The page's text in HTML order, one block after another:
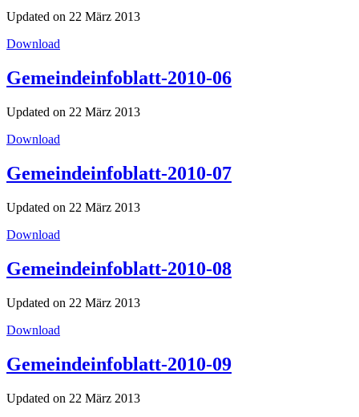
Updated on 22 März 2013
Download
Gemeindeinfoblatt-2010-06
Updated on 22 März 2013
Download
Gemeindeinfoblatt-2010-07
Updated on 22 März 2013
Download
Gemeindeinfoblatt-2010-08
Updated on 22 März 2013
Download
Gemeindeinfoblatt-2010-09
Updated on 22 März 2013